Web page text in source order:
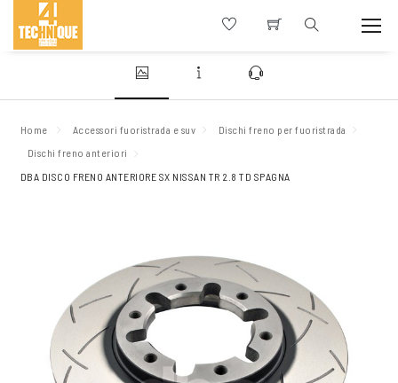
Home Accessori fuoristrada e suv
Dischi freno per fuoristrada
Dischi freno anteriori
DBA DISCO FRENO ANTERIORE SX NISSAN TR 2.8 TD SPAGNA